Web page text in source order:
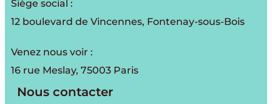
Siège social :
12 boulevard de Vincennes, Fontenay-sous-Bois
Venez nous voir :
16 rue Meslay, 75003 Paris
Nous contacter